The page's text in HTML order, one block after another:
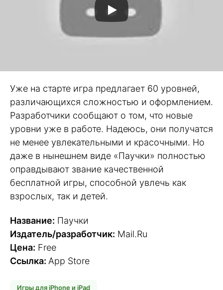
Уже на старте игра предлагает 60 уровней,
различающихся сложностью и оформлением.
Разработчики сообщают о том, что новые
уровни уже в работе. Надеюсь, они получатся
не менее увлекательными и красочными. Но
даже в нынешнем виде «Паучки» полностью
оправдывают звание качественной
бесплатной игры, способной увлечь как
взрослых, так и детей.
Название: Паучки
Издатель/разработчик: Mail.Ru
Цена: Free
Ссылка: App Store
Игры для iPhone и iPad